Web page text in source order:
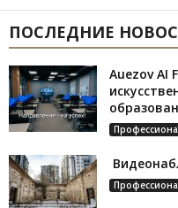
ПОСЛЕДНИЕ
Auezov AI